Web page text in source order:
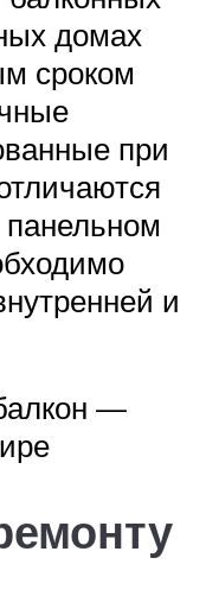
домах
сроком
при
и
—